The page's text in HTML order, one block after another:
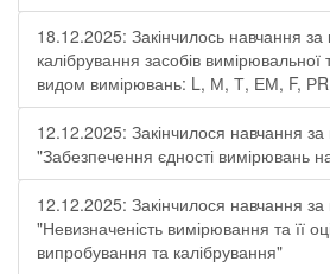
18.12.2025: Закінчилось навчання за
калібрування засобів
видом вимірювань: L, М, Т, ЕМ, F,
12.12.2025: Закінчилося навчання за
"Забезпечення єдності вимірювань
12.12.2025: Закінчилося навчання за
"Невизначеність вимірювання та її
випробування та калібрування"